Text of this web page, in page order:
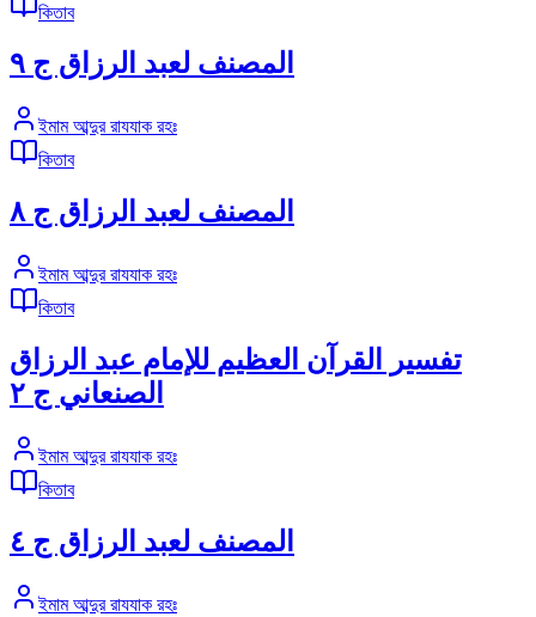
কিতাব
المصنف لعبد الرزاق ج ٩
ইমাম আব্দুর রাযযাক রহঃ
কিতাব
المصنف لعبد الرزاق ج ٨
ইমাম আব্দুর রাযযাক রহঃ
কিতাব
تفسير القرآن العظيم للإمام عبد الرزاق
الصنعاني ج ٢
ইমাম আব্দুর রাযযাক রহঃ
কিতাব
المصنف لعبد الرزاق ج ٤
ইমাম আব্দুর রাযযাক রহঃ